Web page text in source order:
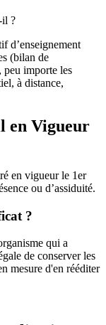
il ?
d’enseignement
(bilan de
peu importe les
à distance,
en Vigueur
en vigueur le 1er
ou d’assiduité.
?
qui a
de conserver les
mesure d'en rééditer